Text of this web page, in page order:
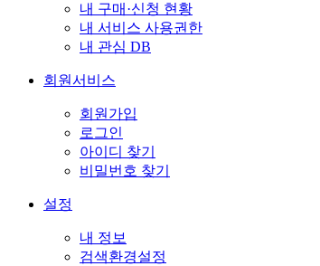
내 구매·신청 현황
내 서비스 사용권한
내 관심 DB
회원서비스
회원가입
로그인
아이디 찾기
비밀번호 찾기
설정
내 정보
검색환경설정